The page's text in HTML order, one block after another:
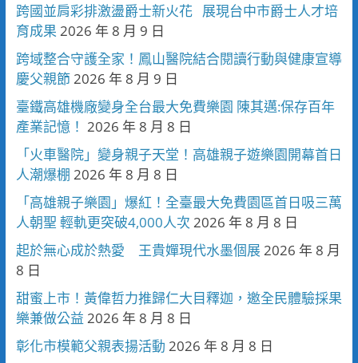
跨國並肩彩排激盪爵士新火花 展現台中市爵士人才培
育成果 2026 年 8 月 9 日
跨域整合守護全家！鳳山醫院結合閱讀行動與健康宣導
慶父親節2026 年 8 月 9 日
臺鐵高雄機廠變身全台最大免費樂園 陳其邁:保存百年
產業記憶！ 2026 年 8 月 8 日
「火車醫院」變身親子天堂！高雄親子遊樂園開幕首日
人潮爆棚 2026 年 8 月 8 日
「高雄親子樂園」爆紅！全臺最大免費園區首日吸三萬
人朝聖 輕軌更突破4,000人次 2026 年 8 月 8 日
起於無心成於熱愛 王貴嬋現代水墨個展2026 年 8 月
8 日
甜蜜上市！黃偉哲力推歸仁大目釋迦，邀全民體驗採果
樂兼做公益 2026 年 8 月 8 日
彰化市模範父親表揚活動 2026 年 8 月 8 日